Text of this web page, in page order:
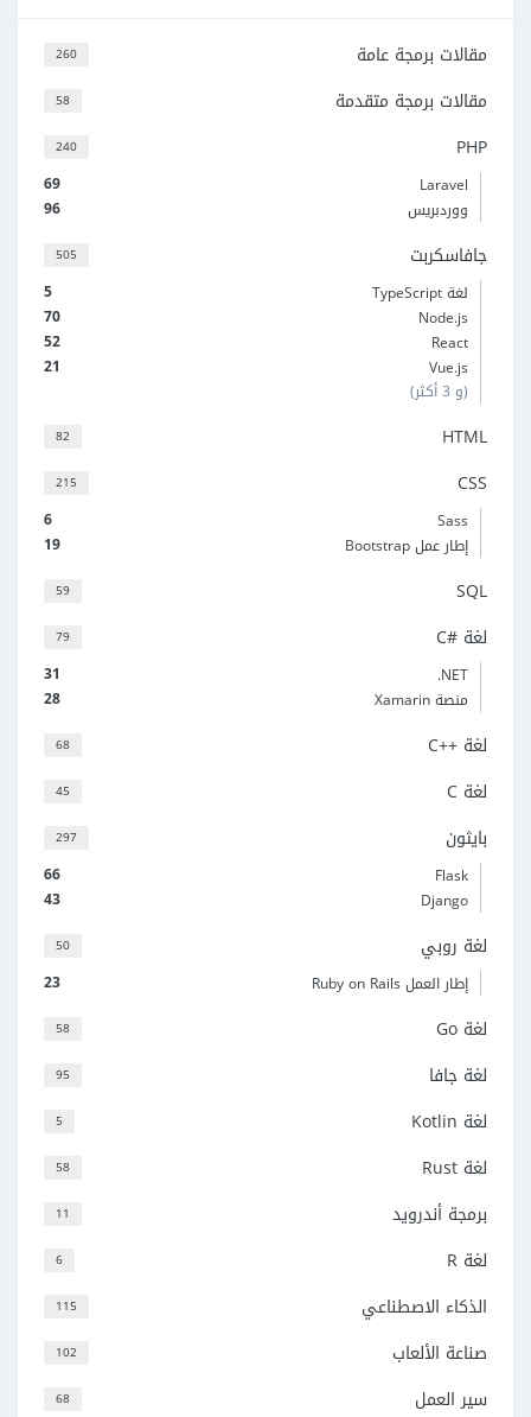
260 مقالات برمجة عامة
58 مقالات برمجة متقدمة
240 PHP
69
Laravel
96
ووردبريس
505 جافاسكربت
5
لغة TypeScript
70
Node.js
52
React
21
Vue.js
(و 3 أكثر)
82 HTML
215 CSS
6
Sass
19
إطار عمل Bootstrap
59 SQL
79 لغة C#‎
31
‎.NET
28
منصة Xamarin
68 لغة C++‎
45 لغة C
297 بايثون
66
Flask
43
Django
50 لغة روبي
23 إطار العمل Ruby on Rails
58 لغة Go
95 لغة جافا
5 لغة Kotlin
58 لغة Rust
11 برمجة أندرويد
6 لغة R
115 الذكاء الاصطناعي
102 صناعة الألعاب
68 سير العمل